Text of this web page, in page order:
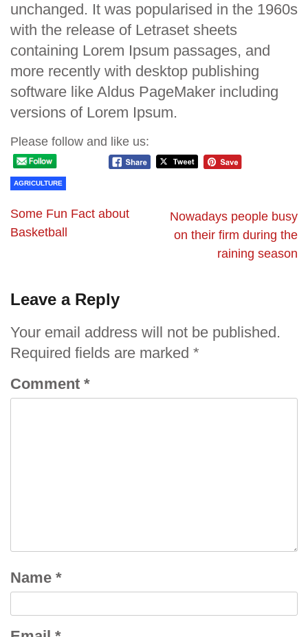
unchanged. It was popularised in the 1960s
with the release of Letraset sheets
containing Lorem Ipsum passages, and
more recently with desktop publishing
software like Aldus PageMaker including
versions of Lorem Ipsum.
Please follow and like us:
AGRICULTURE
Some Fun Fact about
Basketball
Nowadays people busy
on their firm during the
raining season
Leave a Reply
Your email address will not be published.
Required fields are marked *
Comment *
Name *